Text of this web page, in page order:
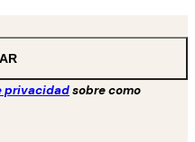
privacidadsobre como